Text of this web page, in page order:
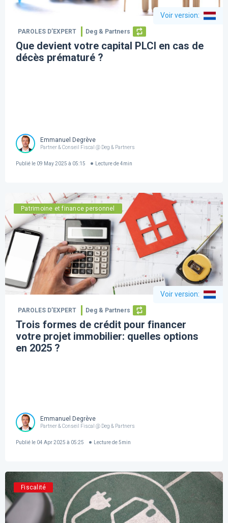
Voir version:
PAROLES D’EXPERT Deg & Partners
Que devient votre capital PLCI en cas de
décès prématuré ?
Emmanuel Degrève
Partner & Conseil Fiscal @ Deg & Partners
Publié le 09 May 2025 à 05:15 Lecture de 4min
Patrimoine et finance personnel
Voir version:
PAROLES D’EXPERT Deg & Partners
Trois formes de crédit pour financer
votre projet immobilier: quelles options
en 2025 ?
Emmanuel Degrève
Partner & Conseil Fiscal @ Deg & Partners
Publié le 04 Apr 2025 à 05:25 Lecture de 5min
Fiscalité